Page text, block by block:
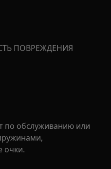
ПОВРЕЖДЕНИЯ
по обслуживанию или
очки.